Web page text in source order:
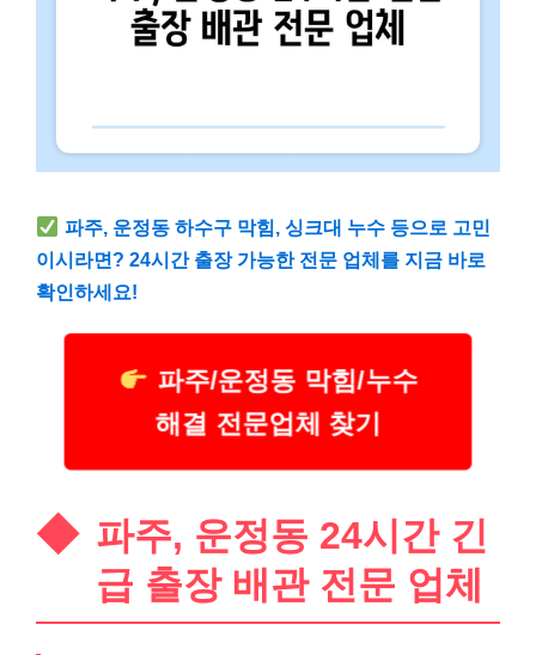
파주, 운정동 하수구 막힘, 싱크대 누수 등으로 고민
이시라면? 24시간 출장 가능한 전문 업체를 지금 바로
확인하세요!
파주/운정동 막힘/누수
해결 전문업체 찾기
파주, 운정동 24시간 긴
급 출장 배관 전문 업체